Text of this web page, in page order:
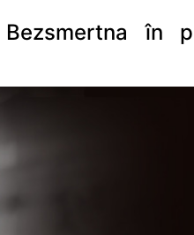
în